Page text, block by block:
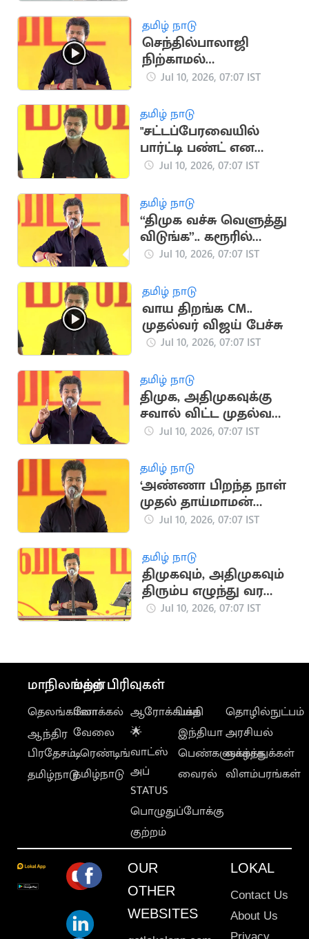
தமிழ் நாடு
செந்தில்பாலாஜி
நிற்காமல்
ஓடிக்கொண்டுள்ளார்..
Jul 10, 2026, 07:07 IST
தமிழ் நாடு
"சட்டப்பேரவையில்
பார்ட்டி பண்ட் என
கூறியதும்
Jul 10, 2026, 07:07 IST
தமிழ் நாடு
“திமுக வச்சு வெளுத்து
விடுங்க”.. கரூரில்
விஜய் பேச்சு
Jul 10, 2026, 07:07 IST
தமிழ் நாடு
வாய திறங்க CM..
முதல்வர் விஜய் பேச்சு
Jul 10, 2026, 07:07 IST
தமிழ் நாடு
திமுக, அதிமுகவுக்கு
சவால் விட்ட முதல்வர்
விஜய்
Jul 10, 2026, 07:07 IST
தமிழ் நாடு
‘அண்ணா பிறந்த நாள்
முதல் தாய்மாமன்
தங்க மோதிரம்
Jul 10, 2026, 07:07 IST
தமிழ் நாடு
திமுகவும், அதிமுகவும்
திரும்ப எழுந்து வர
முடியாதபடி.. CM விஜய்
Jul 10, 2026, 07:07 IST
மாநிலங்கள்
தெலங்கானா
ஆந்திர
பிரதேசம்
தமிழ்நாடு
மற்ற பிரிவுகள்
லோக்கல்
வேலை
டிரெண்டிங்
தமிழ்நாடு
ஆரோக்கியம்
🌟
வாட்ஸ்
அப்
STATUS
பொழுதுப்போக்கு
குற்றம்
பக்தி
இந்தியா
பெண்களுக்காக
வைரல்
தொழில்நுட்பம்
அரசியல்
வாழ்த்துக்கள்
விளம்பரங்கள்
OUR
OTHER
WEBSITES
LOKAL
Contact Us
About Us
Privacy